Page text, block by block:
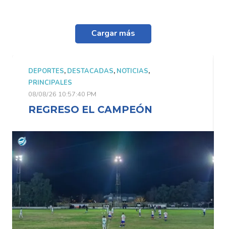
Cargar más
DEPORTES, DESTACADAS, NOTICIAS,
PRINCIPALES
08/08/26 10:57:40 PM
REGRESO EL CAMPEÓN